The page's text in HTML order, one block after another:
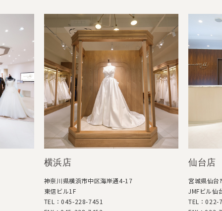
横浜店
神奈川県横浜市中区海岸通4-17
東信ビル1F
TEL：045-228-7451
仙台店
宮城県仙
JMFビル仙
TEL：022-